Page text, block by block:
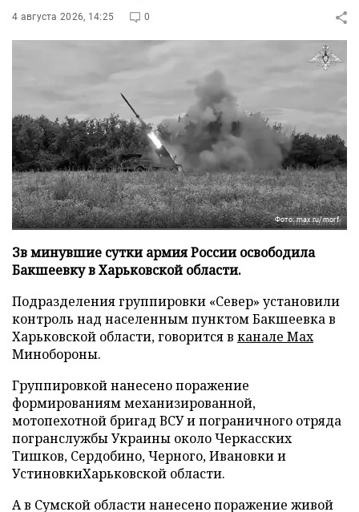
4 августа 2026, 14:25 0
Фото: max.ru/morf
Зв минувшие сутки армия России освободила
Бакшеевку в Харьковской области.
Подразделения группировки «Север» установили
контроль над населенным пунктом Бакшеевка в
Харьковской области, говорится в канале Max
Минобороны.
Группировкой нанесено поражение
формированиям механизированной,
мотопехотной бригад ВСУ и пограничного отряда
погранслужбы Украины около Черкасских
Тишков, Сердобино, Черного, Ивановки и
УстиновкиХарьковской области.
А в Сумской области нанесено поражение живой